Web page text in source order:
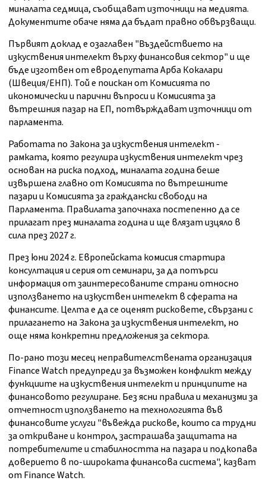
миналата седмица, съобщават източници на медията.
Документите обаче няма да бъдат правно обвързващи.
Първият доклад е озаглавен "Въздействието на
изкуствения интелект върху финансовия сектор" и ще
бъде изготвен от евродепутата Арба Кокалари
(Швеция/ЕНП). Той е поискан от Комисията по
икономически и парични въпроси и Комисията за
вътрешния пазар на ЕП, потвърждават източници от
парламента.
Работата по Закона за изкуствения интелект -
рамката, която регулира изкуствения интелект чрез
основан на риска подход, миналата година беше
извършена главно от Комисията по вътрешните
пазари и Комисията за граждански свободи на
Парламента. Правилата започнаха постепенно да се
прилагат през миналата година и ще влязат изцяло в
сила през 2027 г.
През юни 2024 г. Европейската комисия стартира
консултация и серия от семинари, за да потърси
информация от заинтересованите страни относно
използването на изкуствен интелект в сферата на
финансите. Целта е да се оценят рисковете, свързани с
прилагането на Закона за изкуствения интелект, но
още няма конкретни предложения за сектора.
По-рано този месец неправителствената организация
Finance Watch предупреди за възможен конфликт между
функциите на изкуствения интелект и принципите на
финансовото регулиране. Без ясни правила и механизми за
отчетност използването на технологията във
финансовите услуги "въвежда рискове, които са трудни
за откриване и контрол, застрашава защитата на
потребителите и стабилността на пазара и подкопава
доверието в по-широката финансова система", казват
от Finance Watch.